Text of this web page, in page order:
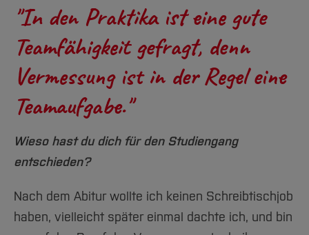
"​​​​​​​​​​​​​​In den Praktika ist eine gute
Teamfähigkeit gefragt, denn
Vermessung ist in der Regel eine
Teamaufgabe."
Wieso hast du dich für den Studiengang
entschieden?
Nach dem Abitur wollte ich keinen Schreibtischjob
haben, vielleicht später einmal dachte ich, und bin